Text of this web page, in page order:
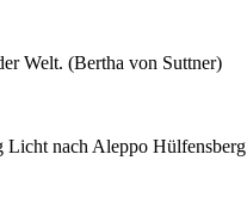
Welt. (Bertha von Suttner)
Licht nach Aleppo Hülfensberg